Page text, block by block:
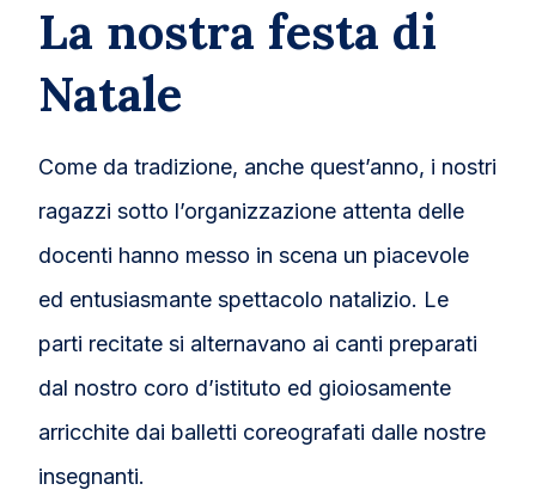
La nostra festa di
Natale
Come da tradizione, anche quest’anno, i nostri
ragazzi sotto l’organizzazione attenta delle
docenti hanno messo in scena un piacevole
ed entusiasmante spettacolo natalizio. Le
parti recitate si alternavano ai canti preparati
dal nostro coro d’istituto ed gioiosamente
arricchite dai balletti coreografati dalle nostre
insegnanti.